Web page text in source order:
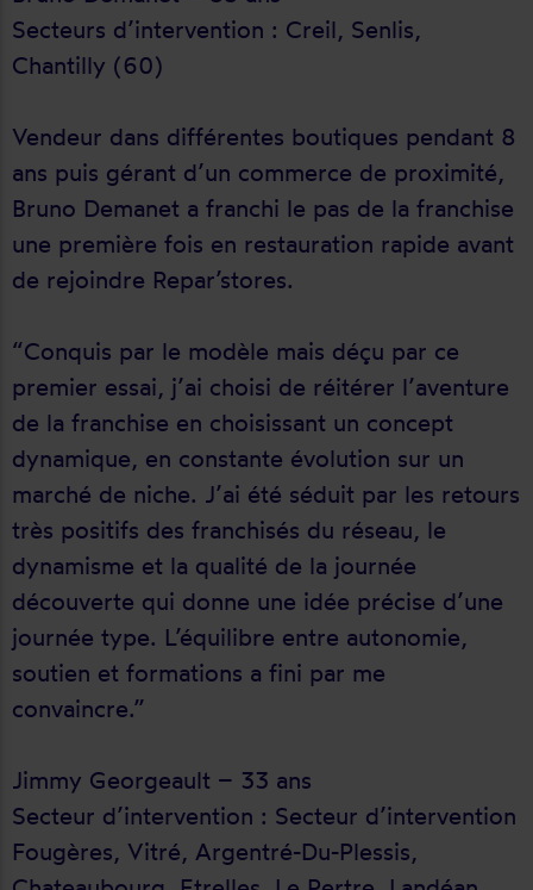
Secteurs d’intervention : Creil, Senlis,
Chantilly (60)
Vendeur dans différentes boutiques pendant 8
ans puis gérant d’un commerce de proximité,
Bruno Demanet a franchi le pas de la franchise
une première fois en restauration rapide avant
de rejoindre Repar’stores.
“Conquis par le modèle mais déçu par ce
premier essai, j’ai choisi de réitérer l’aventure
de la franchise en choisissant un concept
dynamique, en constante évolution sur un
marché de niche. J’ai été séduit par les retours
très positifs des franchisés du réseau, le
dynamisme et la qualité de la journée
découverte qui donne une idée précise d’une
journée type. L’équilibre entre autonomie,
soutien et formations a fini par me
convaincre.”
Jimmy Georgeault – 33 ans
Secteur d’intervention : Secteur d’intervention
Fougères, Vitré, Argentré-Du-Plessis,